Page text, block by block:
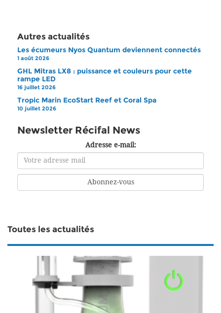
Autres actualités
Les écumeurs Nyos Quantum deviennent connectés
1 août 2026
GHL Mitras LX8 : puissance et couleurs pour cette
rampe LED
16 juillet 2026
Tropic Marin EcoStart Reef et Coral Spa
10 juillet 2026
Newsletter Récifal News
Adresse e-mail:
Toutes les actualités